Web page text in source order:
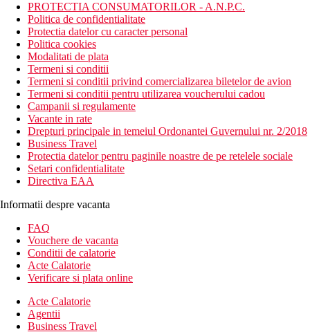
PROTECTIA CONSUMATORILOR - A.N.P.C.
Politica de confidentialitate
Protectia datelor cu caracter personal
Politica cookies
Modalitati de plata
Termeni si conditii
Termeni si conditii privind comercializarea biletelor de avion
Termeni si conditii pentru utilizarea voucherului cadou
Campanii si regulamente
Vacante in rate
Drepturi principale in temeiul Ordonantei Guvernului nr. 2/2018
Business Travel
Protectia datelor pentru paginile noastre de pe retelele sociale
Setari confidentialitate
Directiva EAA
Informatii despre vacanta
FAQ
Vouchere de vacanta
Conditii de calatorie
Acte Calatorie
Verificare si plata online
Acte Calatorie
Agentii
Business Travel